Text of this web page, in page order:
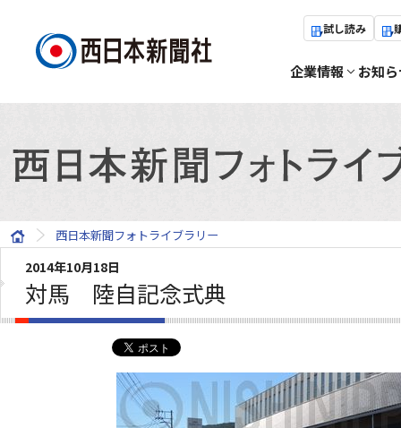
試し読み
企業情報 お知
西日本新聞フォトライブラリー
2014年10月18日
対馬 陸自記念式典